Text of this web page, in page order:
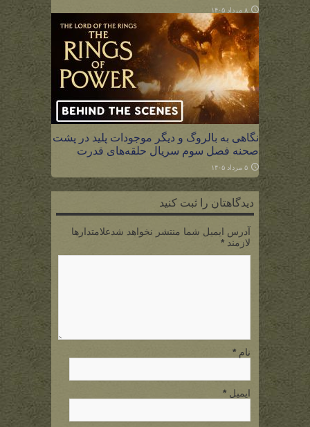
۸ مرداد ۱۴۰۵
نگاهی به بالروگ و دیگر موجودات پلید در پشت
صحنه فصل سوم سریال حلقه‌های قدرت
۵ مرداد ۱۴۰۵
دیدگاهتان را ثبت کنید
آدرس ایمیل شما منتشر نخواهد شدعلامتدارها
لازمند *
نام *
ایمیل *